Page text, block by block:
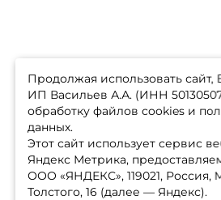
Продолжая использовать сайт,
ИП Васильев А.А. (ИНН
обработку файлов cookies и
данных.
Этот сайт использует сервис
Яндекс Метрика,
ООО «ЯНДЕКС», 119021, Россия,
Толстого, 16 (далее — Яндекс).